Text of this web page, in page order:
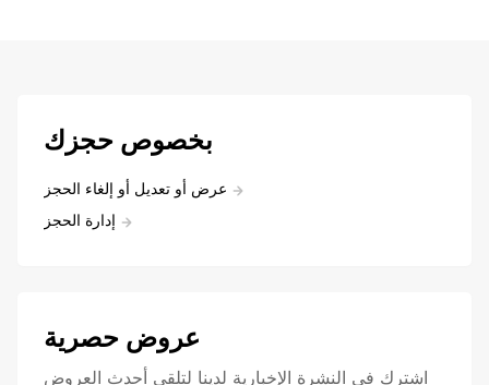
بخصوص حجزك
عرض أو تعديل أو إلغاء الحجز
إدارة الحجز
عروض حصرية
اشترك في النشرة الإخبارية لدينا لتلقي أحدث العروض